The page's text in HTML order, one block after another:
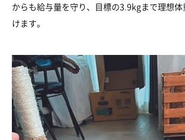
からも給与量を守り、目標の3.9kgまで理想
けます。